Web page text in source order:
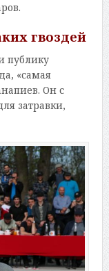
гвоздей
публику
«самая
Он с
затравки,